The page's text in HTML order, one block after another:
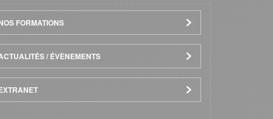
FORMATIONS
/ ÉVÈNEMENTS